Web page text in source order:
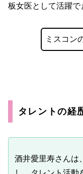
板女医として活躍で
ミスコン
タレントの経
酒井愛里寿さんは、